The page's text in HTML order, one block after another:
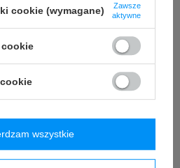
cookie (wymagane)
Zawsze
aktywne
wszystkie